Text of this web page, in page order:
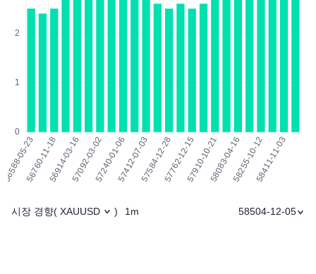
시장 경향( XAUUSD ) 1m 58504-12-05